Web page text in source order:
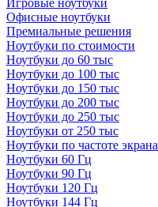
Игровые ноутбуки
Офисные ноутбуки
Премиальные решения
Ноутбуки по стоимости
Ноутбуки до 60 тыс
Ноутбуки до 100 тыс
Ноутбуки до 150 тыс
Ноутбуки до 200 тыс
Ноутбуки до 250 тыс
Ноутбуки от 250 тыс
Ноутбуки по частоте экрана
Ноутбуки 60 Гц
Ноутбуки 90 Гц
Ноутбуки 120 Гц
Ноутбуки 144 Гц